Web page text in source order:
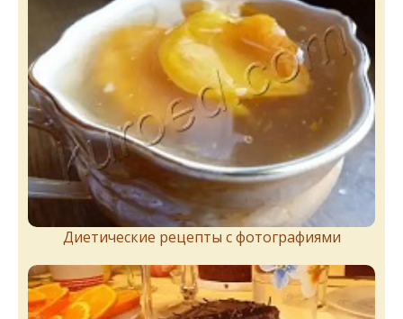
Диетические рецепты с фотографиями